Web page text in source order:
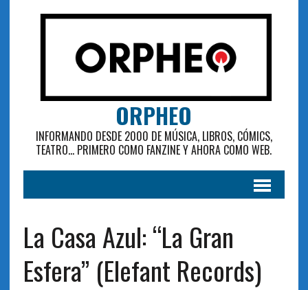
ORPHEO
INFORMANDO DESDE 2000 DE MÚSICA, LIBROS, CÓMICS,
TEATRO... PRIMERO COMO FANZINE Y AHORA COMO WEB.
La Casa Azul: “La Gran
Esfera” (Elefant Records)